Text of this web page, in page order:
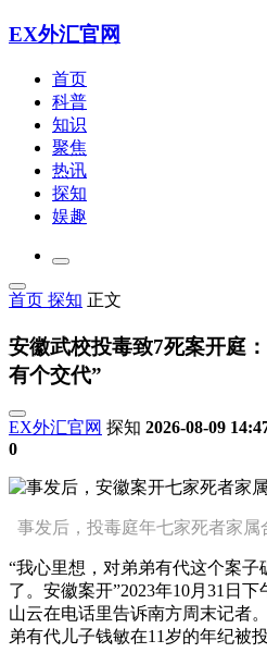
EX外汇官网
首页
科普
知识
聚焦
热讯
探知
娱趣
首页 探知 正文
安徽武校投毒致7死案开庭
有个交代”
EX外汇官网 探知 2026-08-09
0
事发后，投毒庭年七家死者家属
“我心里想，对弟弟有代这个案
了。安徽案开”2023年10月31日
山云在电话里告诉南方周末记者
弟有代 儿子钱敏在11岁的年纪被